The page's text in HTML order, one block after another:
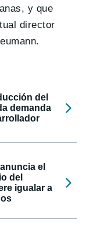
y que
director
del
demanda
el
del
igualar a